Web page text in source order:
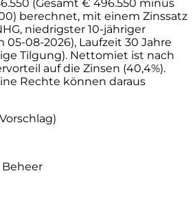
(Gesamt € 496.550 minus
berechnet, mit einem Zinssatz
niedrigster 10-jähriger
05-08-2026), Laufzeit 30 Jahre
Tilgung). Nettomiet ist nach
auf die Zinsen (40,4%).
Rechte können daraus
Beheer